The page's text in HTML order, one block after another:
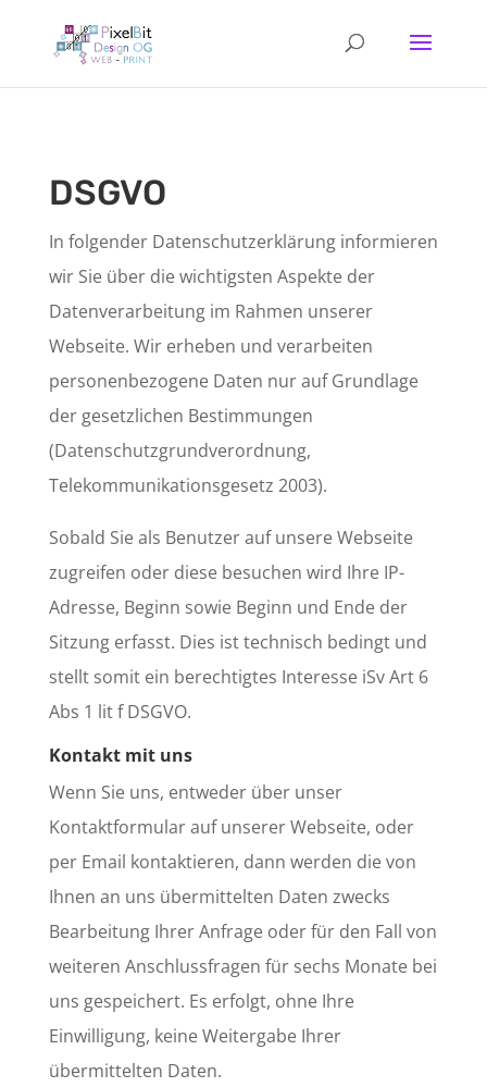
DSGVO
In folgender Datenschutzerklärung informieren
wir Sie über die wichtigsten Aspekte der
Datenverarbeitung im Rahmen unserer
Webseite. Wir erheben und verarbeiten
personenbezogene Daten nur auf Grundlage
der gesetzlichen Bestimmungen
(Datenschutzgrundverordnung,
Telekommunikationsgesetz 2003).
Sobald Sie als Benutzer auf unsere Webseite
zugreifen oder diese besuchen wird Ihre IP-
Adresse, Beginn sowie Beginn und Ende der
Sitzung erfasst. Dies ist technisch bedingt und
stellt somit ein berechtigtes Interesse iSv Art 6
Abs 1 lit f DSGVO.
Kontakt mit uns
Wenn Sie uns, entweder über unser
Kontaktformular auf unserer Webseite, oder
per Email kontaktieren, dann werden die von
Ihnen an uns übermittelten Daten zwecks
Bearbeitung Ihrer Anfrage oder für den Fall von
weiteren Anschlussfragen für sechs Monate bei
uns gespeichert. Es erfolgt, ohne Ihre
Einwilligung, keine Weitergabe Ihrer
übermittelten Daten.